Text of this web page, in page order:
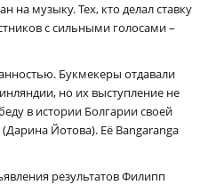
на музыку. Тех, кто делал ставку
с сильными голосами –
Букмекеры отдавали
но их выступление не
в истории Болгарии своей
Йотова). Её Bangaranga
результатов Филипп